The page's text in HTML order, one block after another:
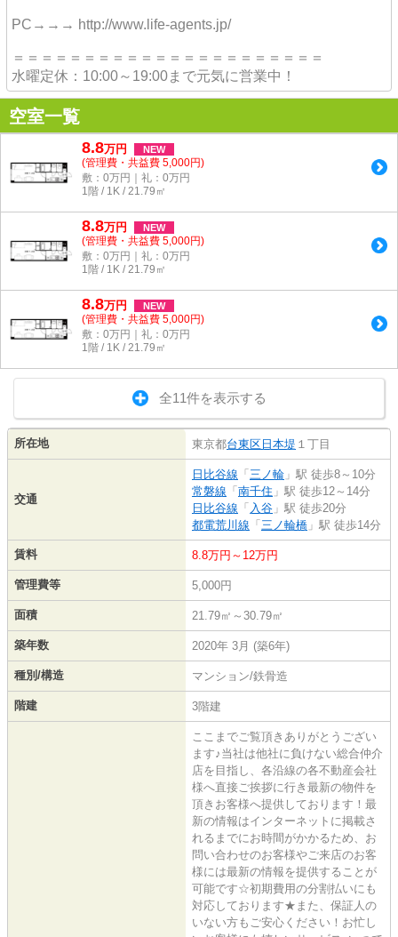
PC→→→ http://www.life-agents.jp/
＝＝＝＝＝＝＝＝＝＝＝＝＝＝＝＝＝＝＝＝＝＝
水曜定休：10:00～19:00まで元気に営業中！
空室一覧
8.8万円 NEW
(管理費・共益費 5,000円)
敷：0万円｜礼：0万円
1階 / 1K / 21.79㎡
8.8万円 NEW
(管理費・共益費 5,000円)
敷：0万円｜礼：0万円
1階 / 1K / 21.79㎡
8.8万円 NEW
(管理費・共益費 5,000円)
敷：0万円｜礼：0万円
1階 / 1K / 21.79㎡
全11件を表示する
所在地 東京都台東区 日本堤 １丁目
交通
日比谷線 「 三ノ輪 」駅 徒歩8～10分
常磐線 「 南千住 」駅 徒歩12～14分
日比谷線 「 入谷 」駅 徒歩20分
都電荒川線 「 三ノ輪橋 」駅 徒歩14分
賃料 8.8万円～12万円
管理費等 5,000円
面積 21.79㎡～30.79㎡
築年数 2020年 3月 (築6年)
種別/構造 マンション/鉄骨造
階建 3階建
ここまでご覧頂きありがとうござい
ます♪当社は他社に負けない総合仲介
店を目指し、各沿線の各不動産会社
様へ直接ご挨拶に行き最新の物件を
頂きお客様へ提供しております！最
新の情報はインターネットに掲載さ
れるまでにお時間がかかるため、お
問い合わせのお客様やご来店のお客
様には最新の情報を提供することが
可能です☆初期費用の分割払いにも
対応しております★また、保証人の
いない方もご安心ください！お忙し